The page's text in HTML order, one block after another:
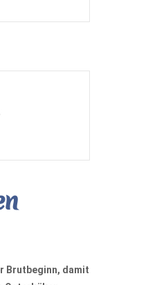
Brutbeginn, damit